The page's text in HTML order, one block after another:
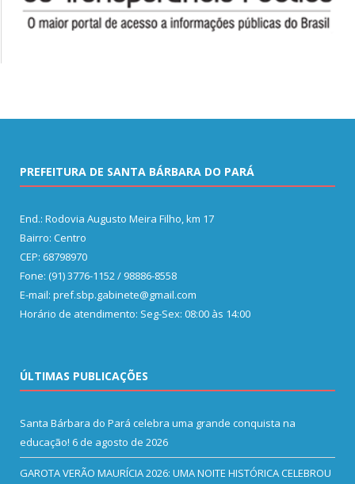
PREFEITURA DE SANTA BÁRBARA DO PARÁ
End.: Rodovia Augusto Meira Filho, km 17
Bairro: Centro
CEP: 68798970
Fone: (91) 3776-1152 / 98886-8558
E-mail: pref.sbp.gabinete@gmail.com
Horário de atendimento: Seg-Sex: 08:00 às 14:00
ÚLTIMAS PUBLICAÇÕES
Santa Bárbara do Pará celebra uma grande conquista na
educação! 6 de agosto de 2026
GAROTA VERÃO MAURÍCIA 2026: UMA NOITE HISTÓRICA CELEBROU